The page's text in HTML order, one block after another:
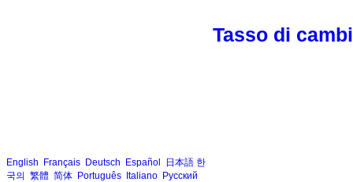
Tasso di
English Français Deutsch Español 日本語 한
국의 繁體 简体 Português Italiano Русский